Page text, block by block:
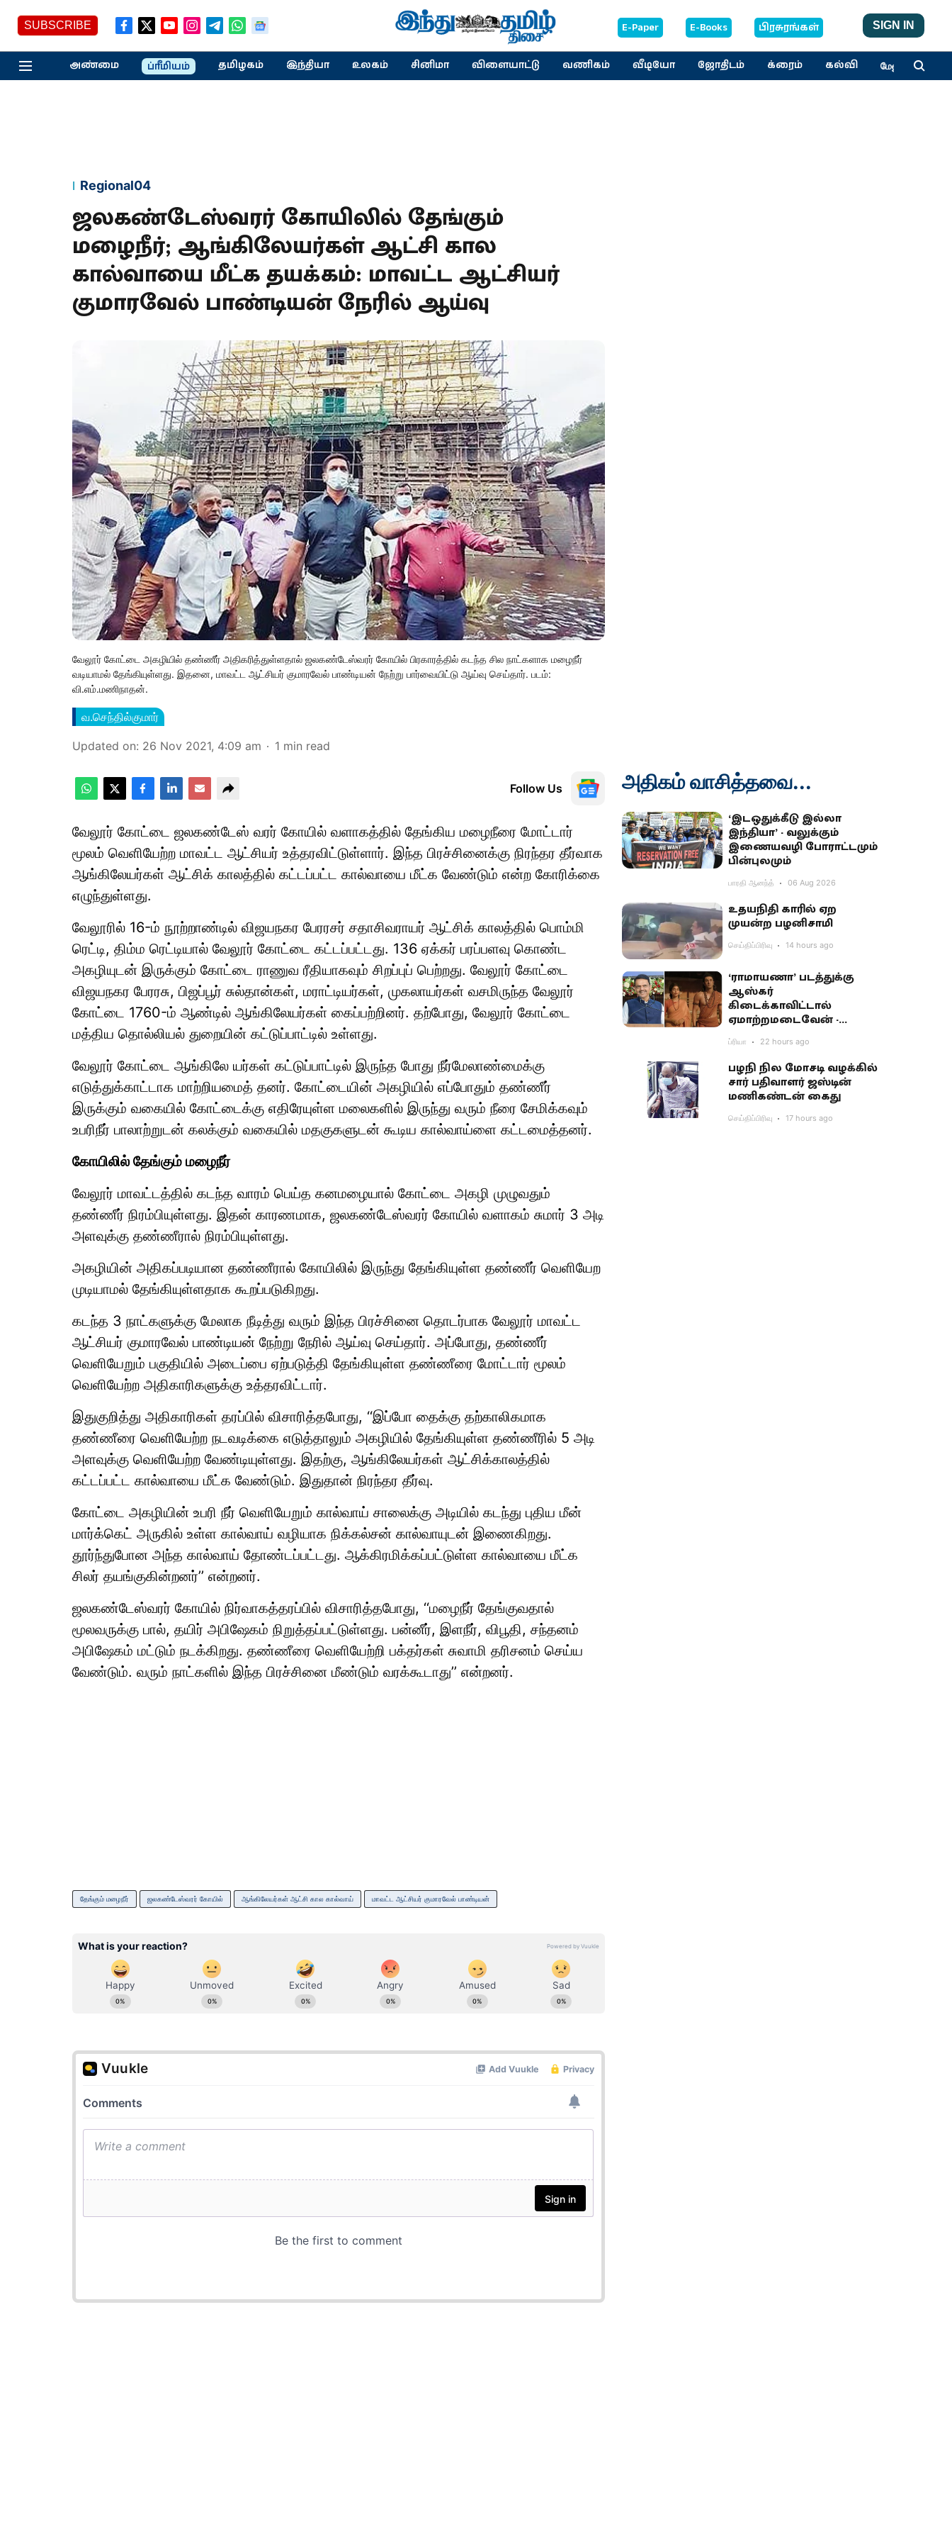
SUBSCRIBE E-Paper E-Books பிரசுரங்கள் SIGN IN
அண்மை ப்ரீமியம் தமிழகம் இந்தியா உலகம் சினிமா விளையாட்டு வணிகம் வீடியோ ஜோதிடம் க்ரைம் கல்வி மேலும்
Regional04
ஜலகண்டேஸ்வரர் கோயிலில் தேங்கும்
மழைநீர்; ஆங்கிலேயர்கள் ஆட்சி கால
கால்வாயை மீட்க தயக்கம்: மாவட்ட ஆட்சியர்
குமாரவேல் பாண்டியன் நேரில் ஆய்வு
வேலூர் கோட்டை அகழியில் தண்ணீர் அதிகரித்துள்ளதால் ஜலகண்டேஸ்வரர் கோயில் பிரகாரத்தில் கடந்த சில நாட்களாக மழைநீர்
வடியாமல் தேங்கியுள்ளது. இதனை, மாவட்ட ஆட்சியர் குமாரவேல் பாண்டியன் நேற்று பார்வையிட்டு ஆய்வு செய்தார். படம்:
வி.எம்.மணிநாதன்.
வ.செந்தில்குமார்
Updated on: 26 Nov 2021, 4:09 am 1 min read
Follow Us
வேலூர் கோட்டை ஜலகண்டேஸ் வரர் கோயில் வளாகத்தில் தேங்கிய மழைநீரை மோட்டார்
மூலம் வெளியேற்ற மாவட்ட ஆட்சியர் உத்தரவிட்டுள்ளார். இந்த பிரச்சினைக்கு நிரந்தர தீர்வாக
ஆங்கிலேயர்கள் ஆட்சிக் காலத்தில் கட்டப்பட்ட கால்வாயை மீட்க வேண்டும் என்ற கோரிக்கை
எழுந்துள்ளது.
வேலூரில் 16-ம் நூற்றாண்டில் விஜயநகர பேரரசர் சதாசிவராயர் ஆட்சிக் காலத்தில் பொம்மி
ரெட்டி, திம்ம ரெட்டியால் வேலூர் கோட்டை கட்டப்பட்டது. 136 ஏக்கர் பரப்பளவு கொண்ட
அகழியுடன் இருக்கும் கோட்டை ராணுவ ரீதியாகவும் சிறப்புப் பெற்றது. வேலூர் கோட்டை
விஜயநகர பேரரசு, பிஜப்பூர் சுல்தான்கள், மராட்டியர்கள், முகலாயர்கள் வசமிருந்த வேலூர்
கோட்டை 1760-ம் ஆண்டில் ஆங்கிலேயர்கள் கைப்பற்றினர். தற்போது, வேலூர் கோட்டை
மத்திய தொல்லியல் துறையின் கட்டுப்பாட்டில் உள்ளது.
வேலூர் கோட்டை ஆங்கிலே யர்கள் கட்டுப்பாட்டில் இருந்த போது நீர்மேலாண்மைக்கு
எடுத்துக்காட்டாக மாற்றியமைத் தனர். கோட்டையின் அகழியில் எப்போதும் தண்ணீர்
இருக்கும் வகையில் கோட்டைக்கு எதிரேயுள்ள மலைகளில் இருந்து வரும் நீரை சேமிக்கவும்
உபரிநீர் பாலாற்றுடன் கலக்கும் வகையில் மதகுகளுடன் கூடிய கால்வாய்ளை கட்டமைத்தனர்.
கோயிலில் தேங்கும் மழைநீர்
வேலூர் மாவட்டத்தில் கடந்த வாரம் பெய்த கனமழையால் கோட்டை அகழி முழுவதும்
தண்ணீர் நிரம்பியுள்ளது. இதன் காரணமாக, ஜலகண்டேஸ்வரர் கோயில் வளாகம் சுமார் 3 அடி
அளவுக்கு தண்ணீரால் நிரம்பியுள்ளது.
அகழியின் அதிகப்படியான தண்ணீரால் கோயிலில் இருந்து தேங்கியுள்ள தண்ணீர் வெளியேற
முடியாமல் தேங்கியுள்ளதாக கூறப்படுகிறது.
கடந்த 3 நாட்களுக்கு மேலாக நீடித்து வரும் இந்த பிரச்சினை தொடர்பாக வேலூர் மாவட்ட
ஆட்சியர் குமாரவேல் பாண்டியன் நேற்று நேரில் ஆய்வு செய்தார். அப்போது, தண்ணீர்
வெளியேறும் பகுதியில் அடைப்பை ஏற்படுத்தி தேங்கியுள்ள தண்ணீரை மோட்டார் மூலம்
வெளியேற்ற அதிகாரிகளுக்கு உத்தரவிட்டார்.
இதுகுறித்து அதிகாரிகள் தரப்பில் விசாரித்தபோது, ‘‘இப்போ தைக்கு தற்காலிகமாக
தண்ணீரை வெளியேற்ற நடவடிக்கை எடுத்தாலும் அகழியில் தேங்கியுள்ள தண்ணீரில் 5 அடி
அளவுக்கு வெளியேற்ற வேண்டியுள்ளது. இதற்கு, ஆங்கிலேயர்கள் ஆட்சிக்காலத்தில்
கட்டப்பட்ட கால்வாயை மீட்க வேண்டும். இதுதான் நிரந்தர தீர்வு.
கோட்டை அகழியின் உபரி நீர் வெளியேறும் கால்வாய் சாலைக்கு அடியில் கடந்து புதிய மீன்
மார்க்கெட் அருகில் உள்ள கால்வாய் வழியாக நிக்கல்சன் கால்வாயுடன் இணைகிறது.
தூர்ந்துபோன அந்த கால்வாய் தோண்டப்பட்டது. ஆக்கிரமிக்கப்பட்டுள்ள கால்வாயை மீட்க
சிலர் தயங்குகின்றனர்’’ என்றனர்.
ஜலகண்டேஸ்வரர் கோயில் நிர்வாகத்தரப்பில் விசாரித்தபோது, ‘‘மழைநீர் தேங்குவதால்
மூலவருக்கு பால், தயிர் அபிஷேகம் நிறுத்தப்பட்டுள்ளது. பன்னீர், இளநீர், விபூதி, சந்தனம்
அபிஷேகம் மட்டும் நடக்கிறது. தண்ணீரை வெளியேற்றி பக்தர்கள் சுவாமி தரிசனம் செய்ய
வேண்டும். வரும் நாட்களில் இந்த பிரச்சினை மீண்டும் வரக்கூடாது’’ என்றனர்.
தேங்கும் மழைநீர் ஜலகண்டேஸ்வரர் கோயில் ஆங்கிலேயர்கள் ஆட்சி கால கால்வாய் மாவட்ட ஆட்சியர் குமாரவேல் பாண்டியன்
அதிகம் வாசித்தவை...
‘இடஒதுக்கீடு இல்லா
இந்தியா’ - வலுக்கும்
இணையவழி போராட்டமும்
பின்புலமும்
பாரதி ஆனந்த் 06 Aug 2026
உதயநிதி காரில் ஏற
முயன்ற பழனிசாமி
செய்திப்பிரிவு 14 hours ago
‘ராமாயணா’ படத்துக்கு
ஆஸ்கர்
கிடைக்காவிட்டால்
ஏமாற்றமடைவேன் -
மகாராஷ்டிர முதல்வர்
பகிர்வு
ப்ரியா 22 hours ago
பழநி நில மோசடி வழக்கில்
சார் பதிவாளர் ஜஸ்டின்
மணிகண்டன் கைது
செய்திப்பிரிவு 17 hours ago